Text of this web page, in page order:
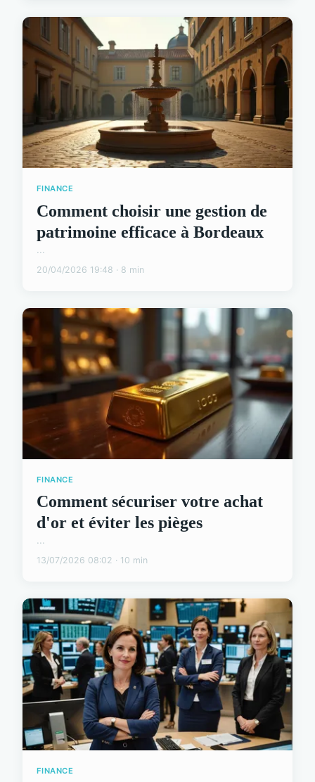
FINANCE
Comment choisir une gestion de
patrimoine efficace à Bordeaux
...
20/04/2026 19:48 · 8 min
FINANCE
Comment sécuriser votre achat
d'or et éviter les pièges
...
13/07/2026 08:02 · 10 min
FINANCE